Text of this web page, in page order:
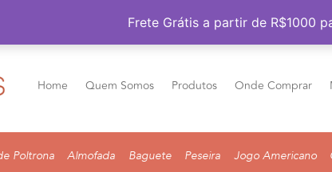
Frete Grátis a partir de
Home Quem Somos Produtos Onde Comprar
Poltrona Almofada Baguete Peseira Jogo Americano
Frete Grátis a partir de R$1000